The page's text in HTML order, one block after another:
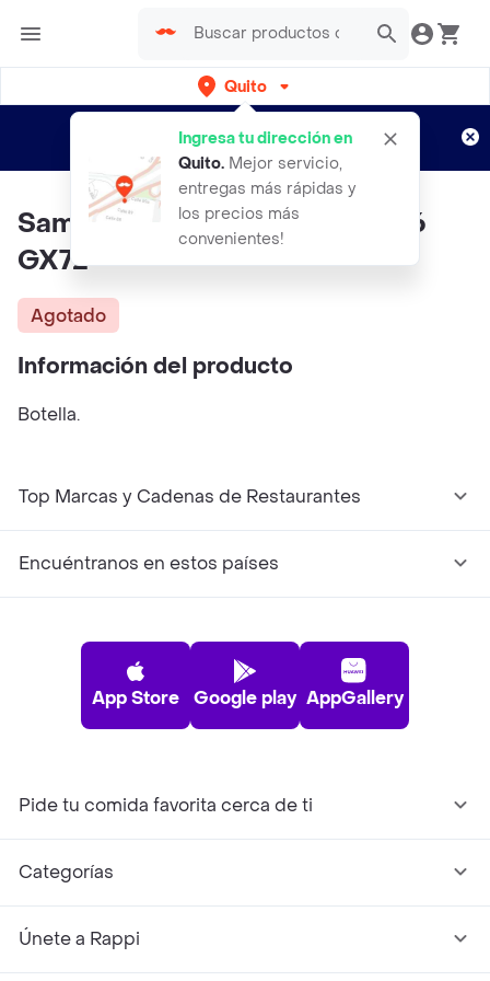
Quito
Ingresa tu dirección en
Quito. Mejor servicio,
entregas más rápidas y
los precios más
convenientes!
envíos gratis por semanas
Aplican TyC
Samba Espuma de Carnaval 216
GX72
Agotado
Información del producto
Botella.
Top Marcas y Cadenas de Restaurantes
Encuéntranos en estos países
App Store Google play AppGallery
Pide tu comida favorita cerca de ti
Categorías
Únete a Rappi